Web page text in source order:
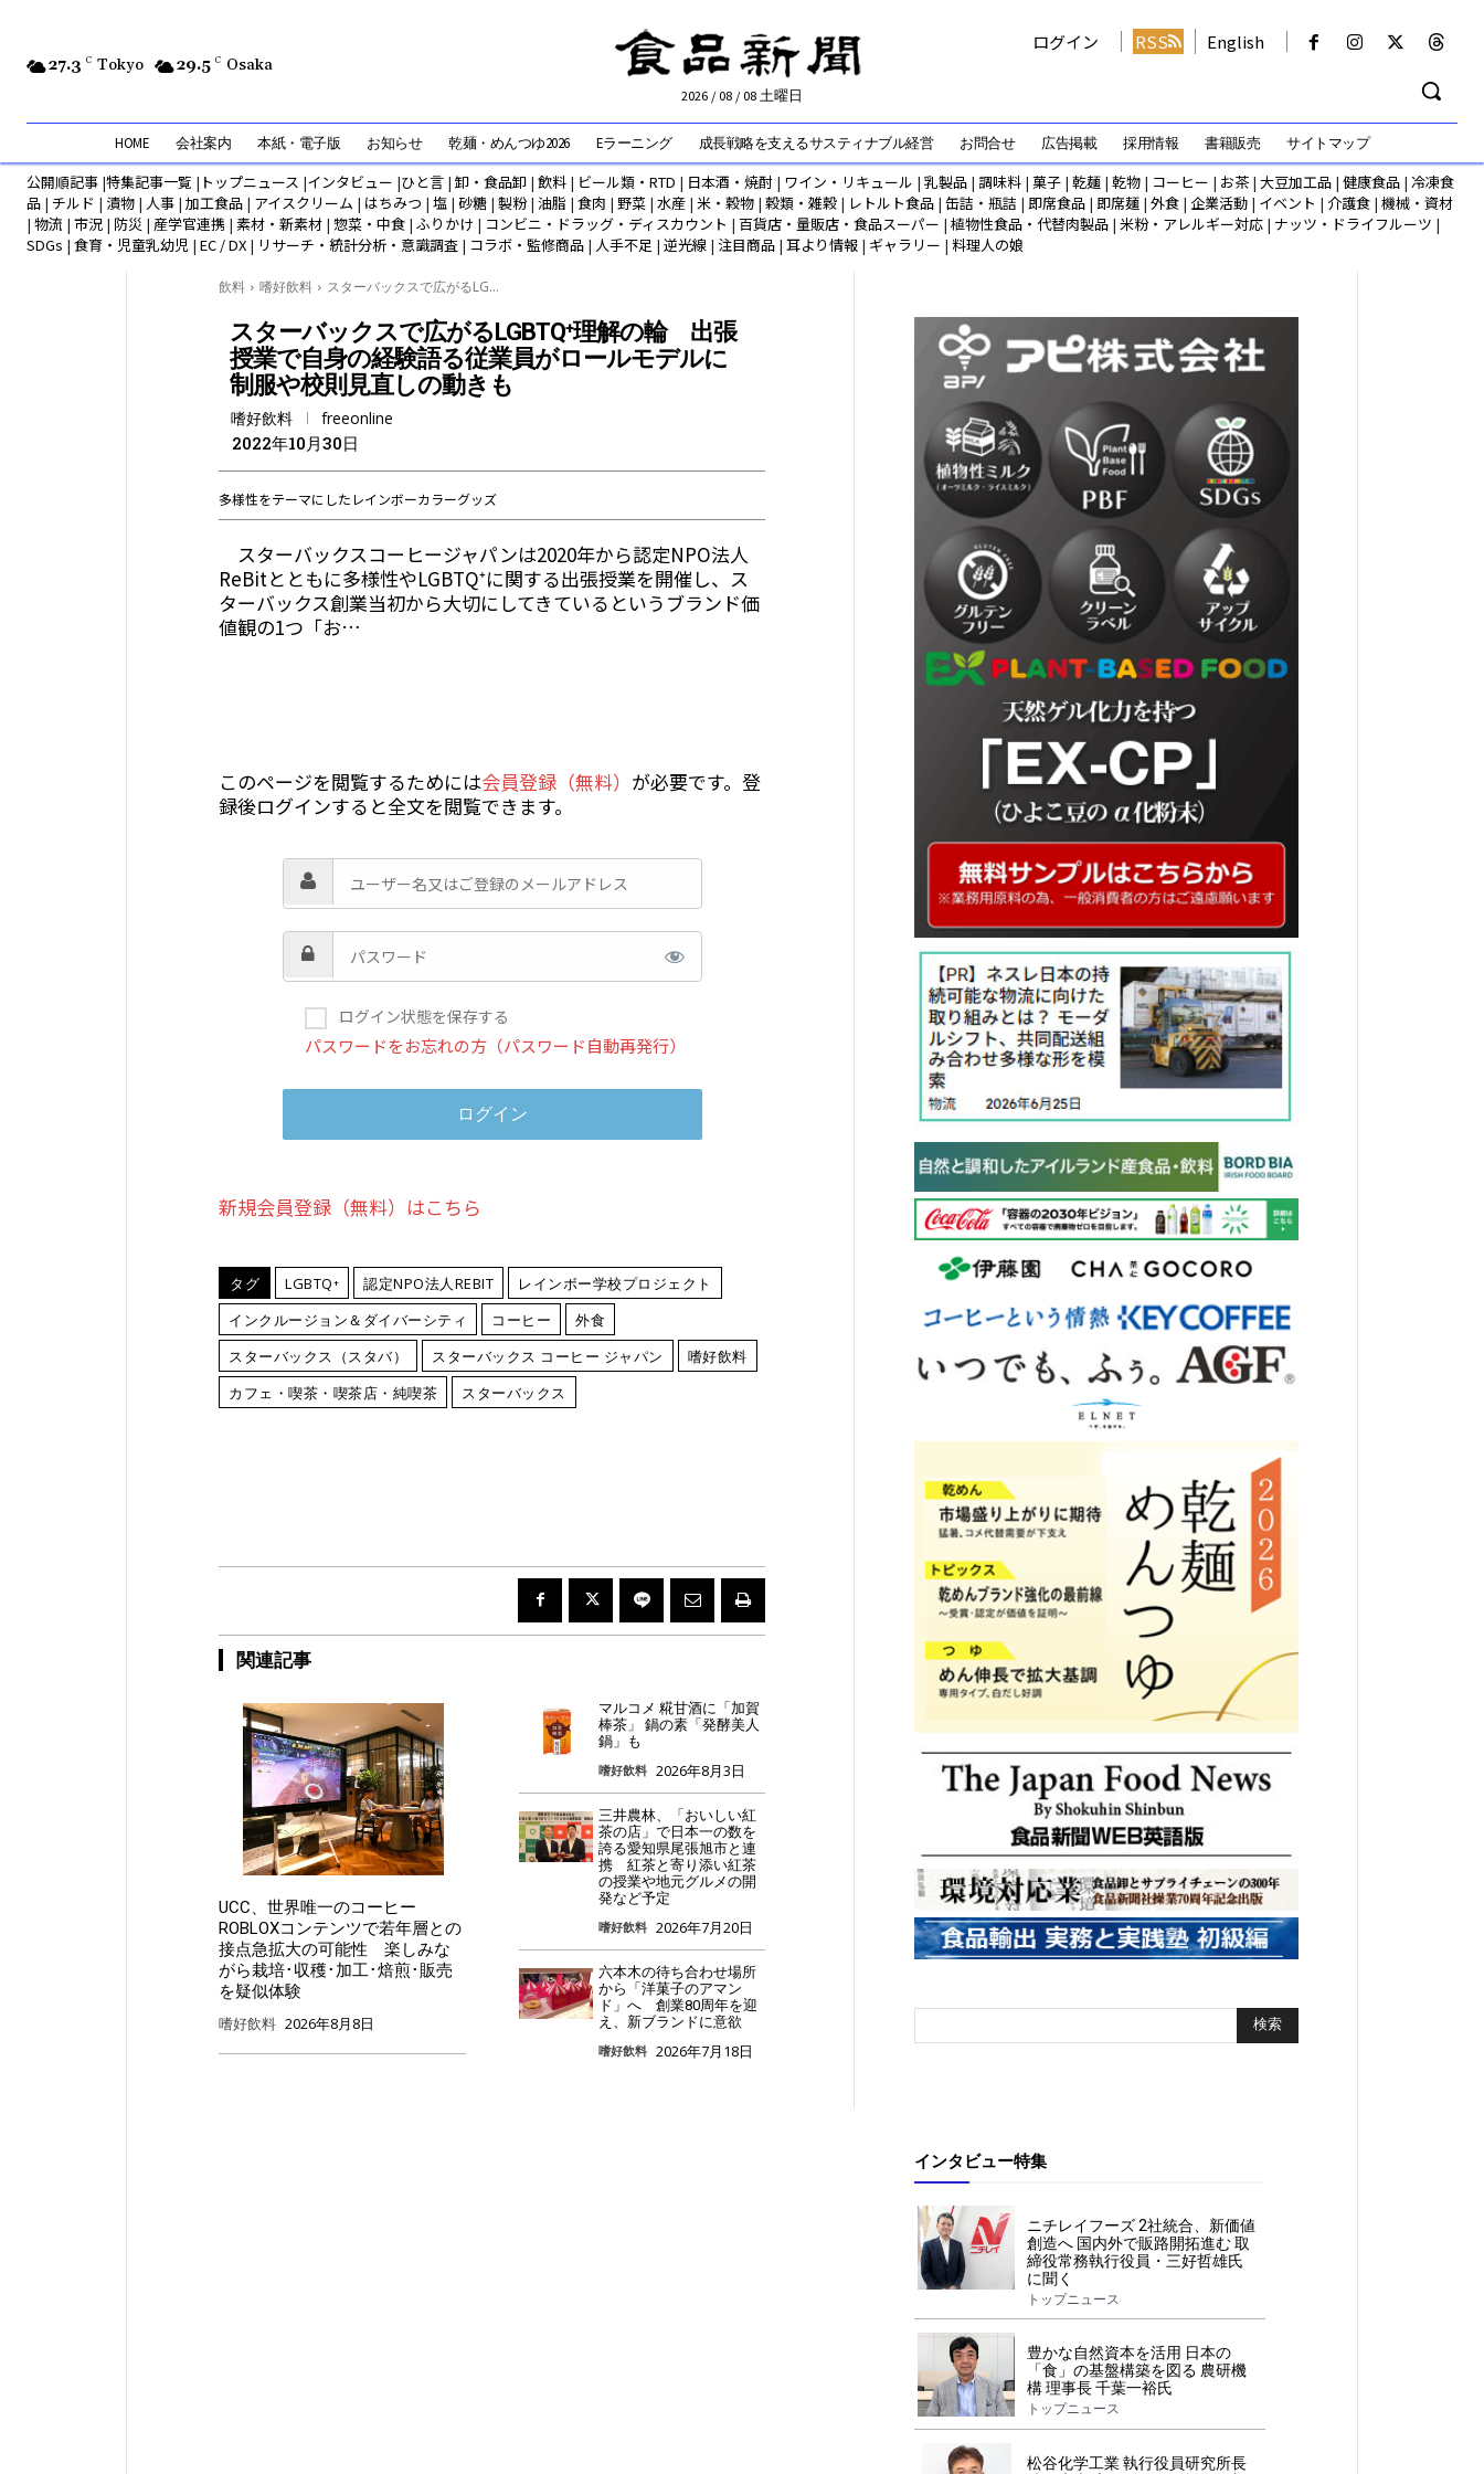
27.3 C Tokyo 29.5 C Osaka
2026 / 08 / 08 土曜日
ログイン RSS English
HOME 会社案内 本紙・電子版 お知らせ 乾麺・めんつゆ2026 Eラーニング 成長戦略を支えるサスティナブル経営 お問合せ 広告掲載 採用情報 書籍販売 サイトマップ
公開順記事 |特集記事一覧 | トップニュース |インタビュー |ひと言 |卸・食品卸 | 飲料 | ビール類・RTD | 日本酒・焼酎 | ワイン・リキュール | 乳製品 | 調味料 | 菓子 | 乾麺 | 乾物 | コーヒー | お茶 | 大豆加工品 | 健康食品 | 冷凍食
品 | チルド | 漬物 | 人事 | 加工食品 | アイスクリーム | はちみつ | 塩 | 砂糖 | 製粉| 油脂 | 食肉 | 野菜 | 水産 | 米・穀物 | 穀類・雑穀 | レトルト食品 | 缶詰・瓶詰 | 即席食品 | 即席麺 | 外食 | 企業活動 | イベント | 介護食 | 機械・資材
| 物流 | 市況 | 防災 | 産学官連携 | 素材・新素材 | 惣菜・中食 | ふりかけ | コンビニ・ドラッグ・ディスカウント | 百貨店・量販店・食品スーパー | 植物性食品・代替肉製品 | 米粉・アレルギー対応 | ナッツ・ドライフルーツ |
SDGs | 食育・児童乳幼児 | EC / DX | リサーチ・統計分析・意識調査 | コラボ・監修商品 | 人手不足 | 逆光線 | 注目商品 | 耳より情報 | ギャラリー | 料理人の娘
飲料 嗜好飲料 スターバックスで広がるLG...
スターバックスで広がるLGBTQ⁺理解の輪 出張
授業で自身の経験語る従業員がロールモデルに
制服や校則見直しの動きも
嗜好飲料 freeonline
2022年10月30日
多様性をテーマにしたレインボーカラーグッズ
スターバックスコーヒージャパンは2020年から認定NPO法人
ReBitとともに多様性やLGBTQ⁺に関する出張授業を開催し、ス
ターバックス創業当初から大切にしてきているというブランド価
値観の1つ「お…
このページを閲覧するためには会員登録（無料） が必要です。登
録後ログインすると全文を閲覧できます。
ログイン状態を保存する
パスワードをお忘れの方（パスワード自動再発行）
新規会員登録（無料）はこちら
タグ LGBTQ⁺ 認定NPO法人REBIT
レインボー学校プロジェクト
インクルージョン＆ダイバーシティ
コーヒー
外食
スターバックス（スタバ）
スターバックス コーヒー ジャパン
嗜好飲料
カフェ・喫茶・喫茶店・純喫茶
スターバックス
関連記事
UCC、世界唯一のコーヒー
ROBLOXコンテンツで若年層との
接点急拡大の可能性 楽しみな
がら栽培･収穫･加工･焙煎･販売
を疑似体験
嗜好飲料 2026年8月8日
マルコメ 糀甘酒に「加賀
棒茶」 鍋の素「発酵美人
鍋」も
嗜好飲料 2026年8月3日
三井農林、「おいしい紅
茶の店」で日本一の数を
誇る愛知県尾張旭市と連
携 紅茶と寄り添い紅茶
の授業や地元グルメの開
発など予定
嗜好飲料 2026年7月20日
六本木の待ち合わせ場所
から「洋菓子のアマン
ド」へ 創業80周年を迎
え、新ブランドに意欲
嗜好飲料 2026年7月18日
インタビュー特集
ニチレイフーズ 2社統合、新価値
創造へ 国内外で販路開拓進む 取
締役常務執行役員・三好哲雄氏
に聞く
トップニュース
豊かな自然資本を活用 日本の
「食」の基盤構築を図る 農研機
構 理事長 千葉一裕氏
トップニュース
松谷化学工業 執行役員研究所長